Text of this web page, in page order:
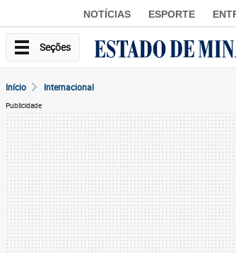
NOTÍCIAS ESPORTE
Seções
Início Internacional
Publicidade